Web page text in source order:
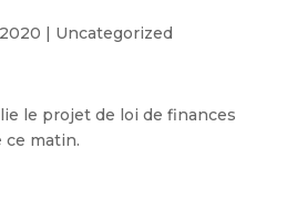
| Uncategorized
le projet de loi de finances
ce matin.